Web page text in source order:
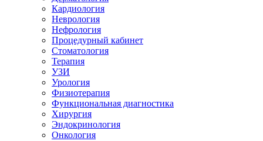
Кардиология
Неврология
Нефрология
Процедурный кабинет
Стоматология
Терапия
УЗИ
Урология
Физиотерапия
Функциональная диагностика
Хирургия
Эндокринология
Онкология